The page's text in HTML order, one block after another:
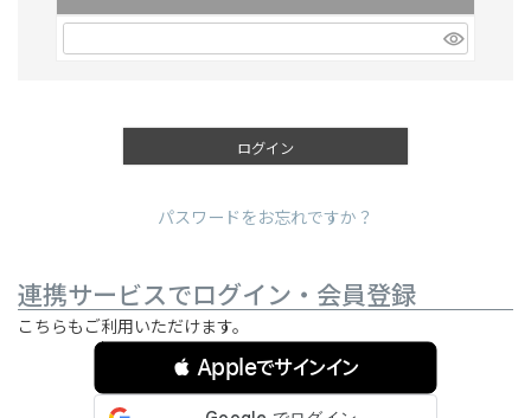
(必須)
ログイン
パスワードをお忘れですか？
連携サービスでログイン・会員登録
こちらもご利用いただけます。
 Appleでサインイン